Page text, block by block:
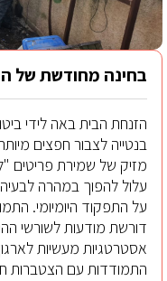
בחינה מחודשת של
הזנחת הבית באה לידי
בנטייה לצבור חפצים
מזיק של שמירת פריטים
עלול להפוך במהרה
על התפקוד היומיומי.
דורשת מודעות לשורשי
אסטרטגיות מעשיות
התמודדות עם הצטברות